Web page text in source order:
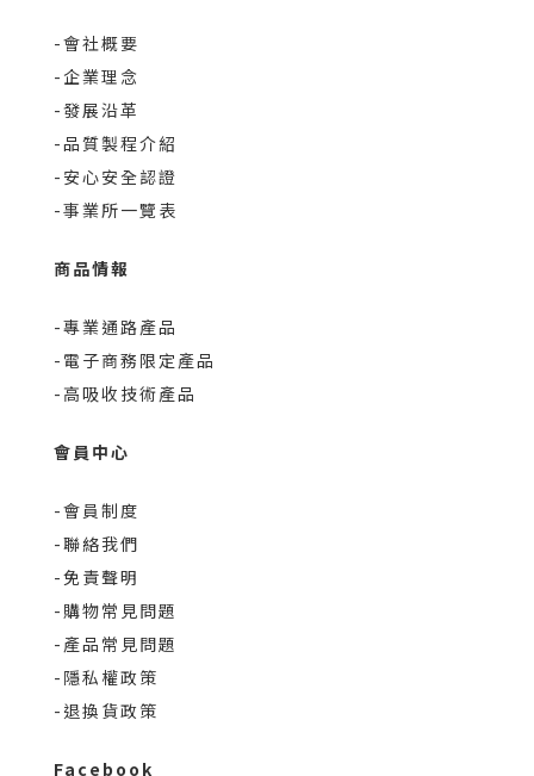
-會社概要
-企業理念
-發展沿革
-品質製程介紹
-安心安全認證
-事業所一覽表
商品情報
-專業通路產品
-電子商務限定產品
-高吸收技術產品
會員中心
-會員制度
-聯絡我們
-免責聲明
-購物常見問題
-產品常見問題
-隱私權政策
-退換貨政策
Facebook